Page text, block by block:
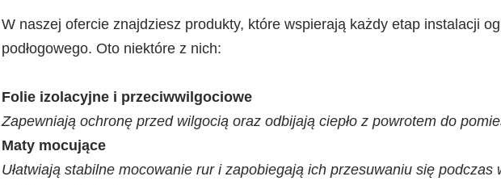
W naszej ofercie znajdziesz produkty, które wspierają każdy etap instalacji
podłogowego. Oto niektóre z nich:
Folie izolacyjne i przeciwwilgociowe
Zapewniają ochronę przed wilgocią oraz odbijają ciepło z powrotem do
Maty mocujące
Ułatwiają stabilne mocowanie rur i zapobiegają ich przesuwaniu się podczas